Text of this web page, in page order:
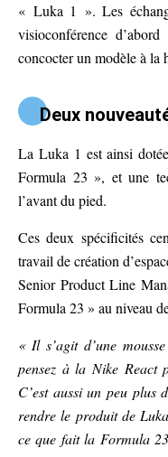
« Luka 1 ». Les
visioconférence
concocter un modèle à la
Deux
La Luka 1 est ainsi
Formula 23 », et une
l’avant du pied.
Ces deux spécificités
travail de création
Senior Product Line
Formula 23 » au niveau
« Il s’agit d’une
pensez à la Nike React
C’est aussi un peu plus
rendre le produit de
ce que fait la Formula